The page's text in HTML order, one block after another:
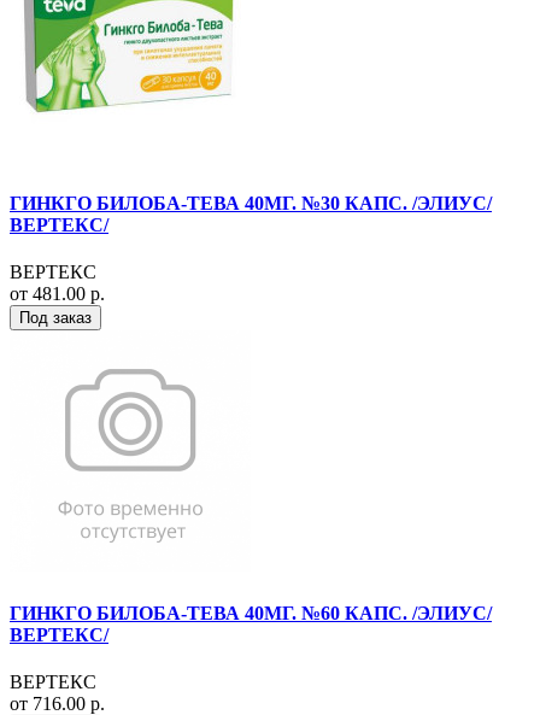
ГИНКГО БИЛОБА-ТЕВА 40МГ. №30 КАПС. /ЭЛИУС/
ВЕРТЕКС/
ВЕРТЕКС
от 481.00 р.
Под заказ
ГИНКГО БИЛОБА-ТЕВА 40МГ. №60 КАПС. /ЭЛИУС/
ВЕРТЕКС/
ВЕРТЕКС
от 716.00 р.